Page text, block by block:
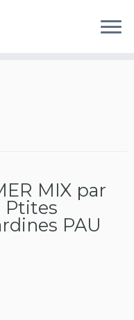
MIX par
Ptites
PAU